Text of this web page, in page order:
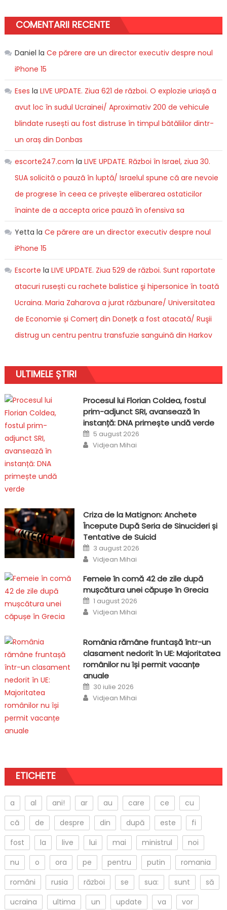
COMENTARII RECENTE
Daniel la Ce părere are un director executiv despre noul
iPhone 15
Eses la LIVE UPDATE. Ziua 621 de război. O explozie uriașă a
avut loc în sudul Ucrainei/ Aproximativ 200 de vehicule
blindate rusești au fost distruse în timpul bătăliilor dintr-
un oraș din Donbas
escorte247.com la LIVE UPDATE. Război în Israel, ziua 30.
SUA solicită o pauză în luptă/ Israelul spune că are nevoie
de progrese în ceea ce privește eliberarea ostaticilor
înainte de a accepta orice pauză în ofensiva sa
Yetta la Ce părere are un director executiv despre noul
iPhone 15
Escorte la LIVE UPDATE. Ziua 529 de război. Sunt raportate
atacuri rusești cu rachete balistice şi hipersonice în toată
Ucraina. Maria Zaharova a jurat răzbunare/ Universitatea
de Economie și Comerț din Donețk a fost atacată/ Ruşii
distrug un centru pentru transfuzie sanguină din Harkov
ULTIMELE ȘTIRI
Procesul lui Florian Coldea, fostul
prim-adjunct SRI, avansează în
instanță: DNA primește undă verde
Posted
on
5 august 2026
Author
Vidjean Mihai
Criza de la Matignon: Anchete
Începute După Seria de Sinucideri și
Tentative de Suicid
Posted
on
3 august 2026
Author
Vidjean Mihai
Femeie în comă 42 de zile după
mușcătura unei căpușe în Grecia
Posted
on
1 august 2026
Author
Vidjean Mihai
România rămâne fruntașă într-un
clasament nedorit în UE: Majoritatea
românilor nu își permit vacanțe
anuale
Posted
on
30 iulie 2026
Author
Vidjean Mihai
ETICHETE
a al ani! ar au care ce
cu
că
de despre din după este
fi
fost
la live lui mai ministrul
noi
nu
o ora pe pentru putin
romania
români
rusia război se sua: sunt
să
ucraina
ultima un update va
vor